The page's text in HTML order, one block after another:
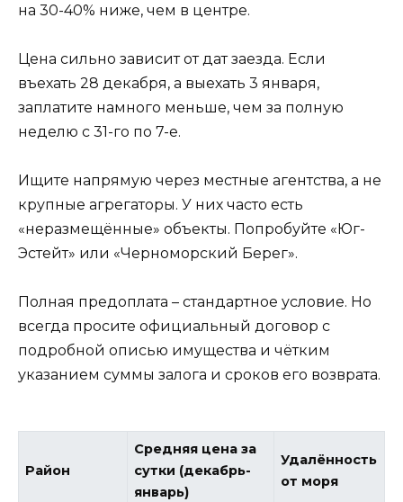
на 30-40% ниже, чем в центре.
Цена сильно зависит от дат заезда. Если
въехать 28 декабря, а выехать 3 января,
заплатите намного меньше, чем за полную
неделю с 31-го по 7-е.
Ищите напрямую через местные агентства, а не
крупные агрегаторы. У них часто есть
«неразмещённые» объекты. Попробуйте «Юг-
Эстейт» или «Черноморский Берег».
Полная предоплата – стандартное условие. Но
всегда просите официальный договор с
подробной описью имущества и чётким
указанием суммы залога и сроков его возврата.
Район
Средняя цена за
сутки (декабрь-
январь)
Удалённость
от моря